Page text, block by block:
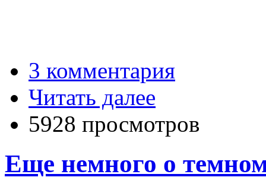
3 комментария
Читать далее
5928 просмотров
Еще немного о